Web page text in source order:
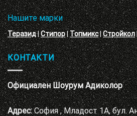
Нашите марки
Теразид|Стипор|Топмикс|Стройкол
КОНТАКТИ
Официален Шоурум Адиколор
Адрес:София , Младост 1А, бул.